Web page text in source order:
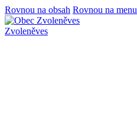
Rovnou na obsah Rovnou na menu
Zvoleněves